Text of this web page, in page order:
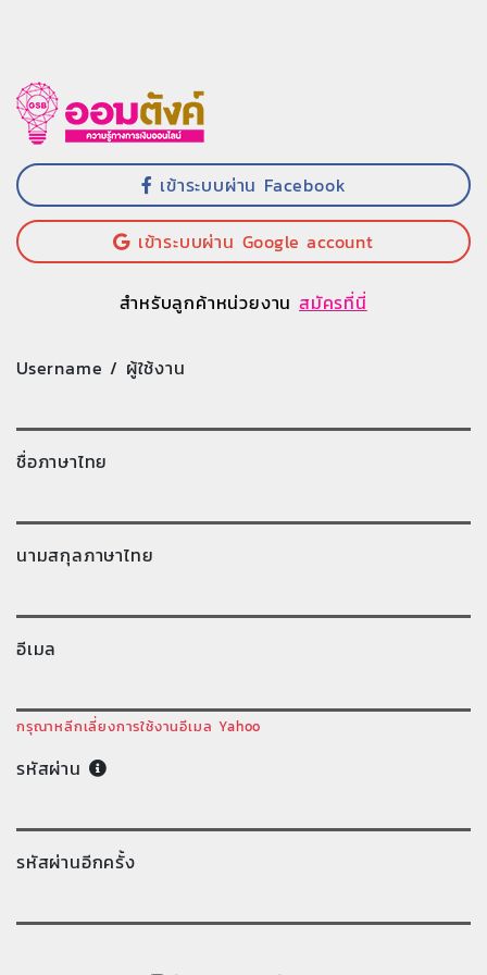
เข้าระบบผ่าน Facebook
เข้าระบบผ่าน Google account
สำหรับลูกค้าหน่วยงาน สมัครที่นี่
Username / ผู้ใช้งาน
ชื่อภาษาไทย
นามสกุลภาษาไทย
อีเมล
กรุณาหลีกเลี่ยงการใช้งานอีเมล Yahoo
รหัสผ่าน
รหัสผ่านอีกครั้ง